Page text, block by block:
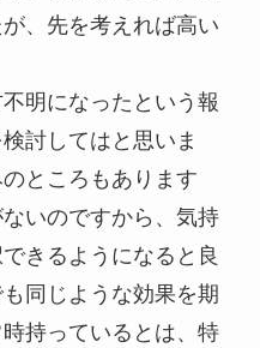
、先を考えれば高い
明になったという報
討してはと思いま
ところもあります
いのですから、気持
きるようになると良
同じような効果を期
持っているとは、特